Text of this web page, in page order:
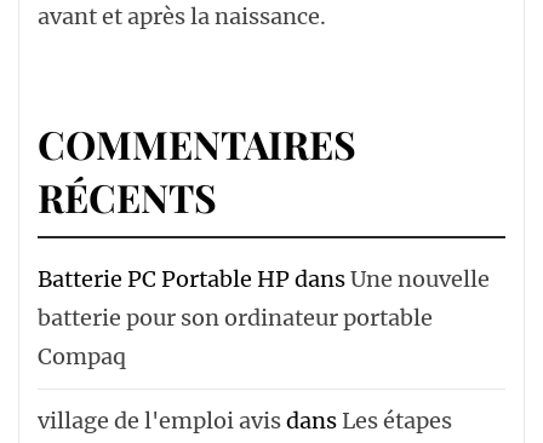
avant et après la naissance.
COMMENTAIRES
RÉCENTS
Batterie PC Portable HPdansUne nouvelle
batterie pour son ordinateur portable
Compaq
village de l'emploi avisdans Les étapes